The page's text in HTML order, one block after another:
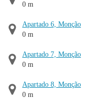
0 m
Apartado 6, Monção
0 m
Apartado 7, Monção
0 m
Apartado 8, Monção
0 m